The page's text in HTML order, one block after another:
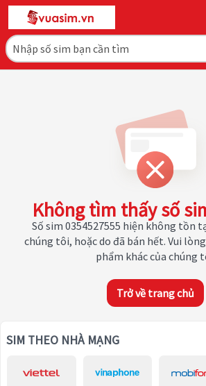
Không tìm thấy số
Số sim 0354527555 hiện không tồn
chúng tôi, hoặc do đã bán hết. Vui
phẩm khác của chúng
Trở về trang chủ
SIM THEO NHÀ MẠNG